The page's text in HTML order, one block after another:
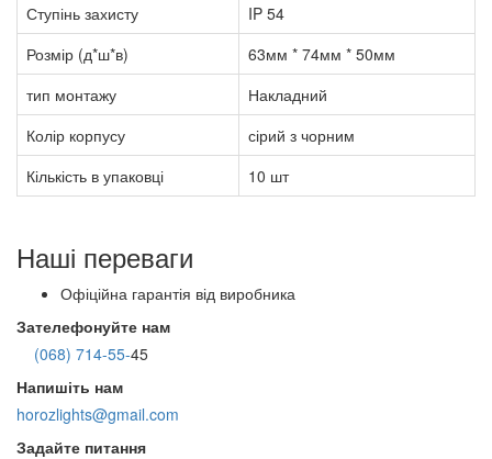
Ступінь захисту
IP 54
Розмір (д*ш*в)
63мм * 74мм * 50мм
тип монтажу
Накладний
Колір корпусу
сірий з чорним
Кількість в упаковці
10 шт
Наші переваги
Офіційна гарантія від виробника
Зателефонуйте нам
(068) 714-55-45
Напишіть нам
horozlights@gmail.com
Задайте питання